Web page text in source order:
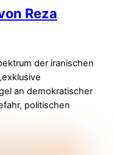
Reza
der iranischen
an demokratischer
politischen